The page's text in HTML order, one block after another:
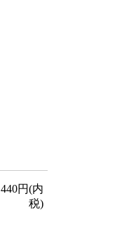
440円(内
税)